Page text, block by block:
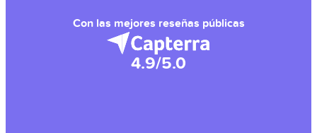
Con las mejores reseñas públicas
4.9/5.0